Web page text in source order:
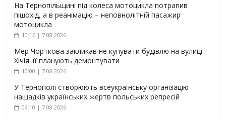
На Тернопільщині під колеса мотоцикла потрапив
пішохід, а в реанімацію – неповнолітній пасажир
мотоцикла
10:16 | 7.08.2026
Мер Чорткова закликав не купувати будівлю на вулиці
Хічія: її планують демонтувати
10:00 | 7.08.2026
У Тернополі створюють всеукраїнську організацію
нащадків українських жертв польських репресій
09:10 | 7.08.2026